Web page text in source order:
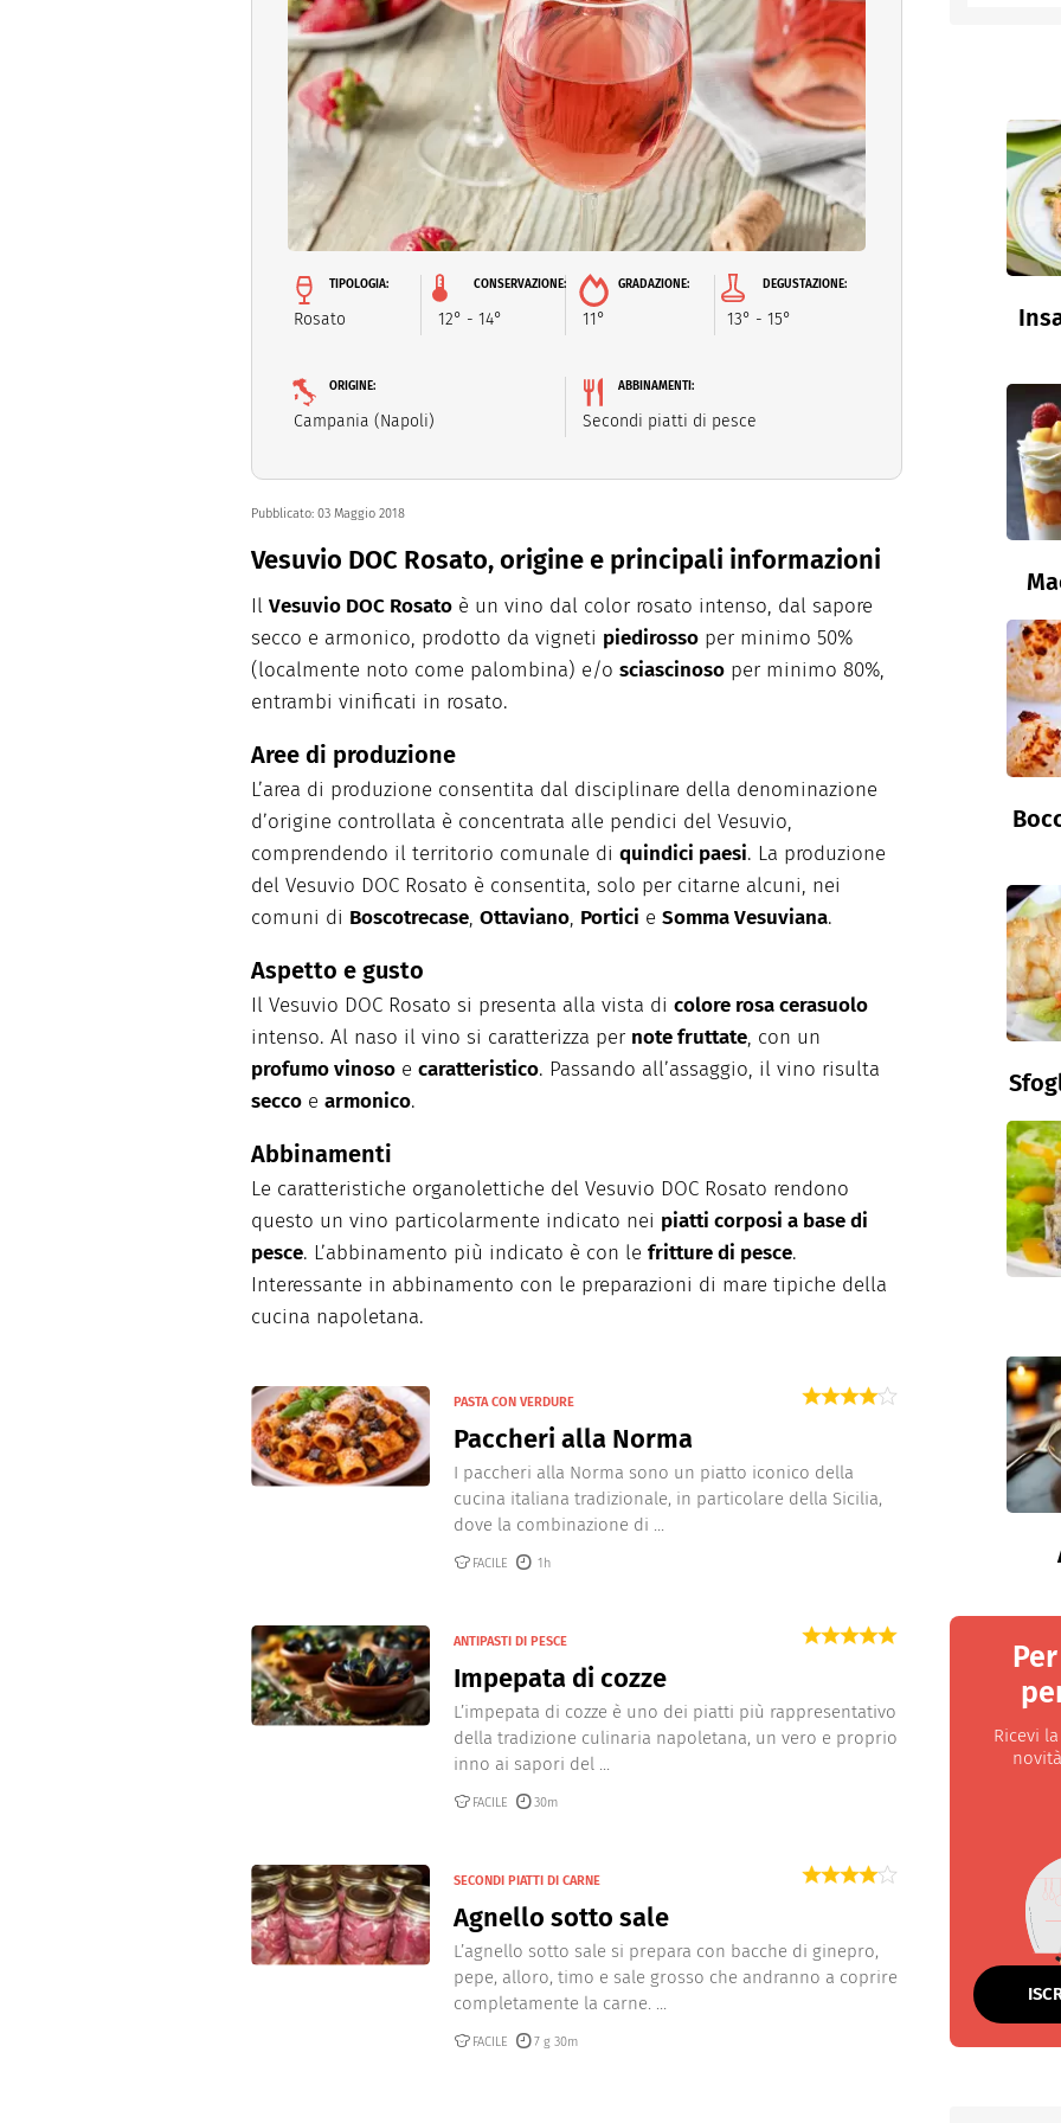
Dolci Pasqua
San Valentino
TIPOLOGIA:
Rosato
CONSERVAZIONE:
12° - 14°
GRADAZIONE:
11°
DEGUSTAZIONE:
13° - 15°
ORIGINE:
Campania (Napoli)
ABBINAMENTI:
Secondi piatti di pesce
Pubblicato: 03 Maggio 2018
Vesuvio DOC Rosato, origine e principali informazioni
Il Vesuvio DOC Rosato è un vino dal color rosato intenso, dal sapore
secco e armonico, prodotto da vigneti piedirosso per minimo 50%
(localmente noto come palombina) e/o sciascinoso per minimo 80%,
entrambi vinificati in rosato.
Aree di produzione
L’area di produzione consentita dal disciplinare della denominazione
d’origine controllata è concentrata alle pendici del Vesuvio,
comprendendo il territorio comunale di quindici paesi. La produzione
del Vesuvio DOC Rosato è consentita, solo per citarne alcuni, nei
comuni di Boscotrecase, Ottaviano, Portici e Somma Vesuviana.
Aspetto e gusto
Il Vesuvio DOC Rosato si presenta alla vista di colore rosa cerasuolo
intenso. Al naso il vino si caratterizza per note fruttate, con un
profumo vinoso e caratteristico. Passando all’assaggio, il vino risulta
secco e armonico.
Abbinamenti
Le caratteristiche organolettiche del Vesuvio DOC Rosato rendono
questo un vino particolarmente indicato nei piatti corposi a base di
pesce. L’abbinamento più indicato è con le fritture di pesce.
Interessante in abbinamento con le preparazioni di mare tipiche della
cucina napoletana.
PASTA CON VERDURE
Paccheri alla Norma
I paccheri alla Norma sono un piatto iconico della
cucina italiana tradizionale, in particolare della Sicilia,
dove la combinazione di ...
FACILE 1h
ANTIPASTI DI PESCE
Impepata di cozze
L’impepata di cozze è uno dei piatti più rappresentativo
della tradizione culinaria napoletana, un vero e proprio
inno ai sapori del ...
FACILE 30m
SECONDI PIATTI DI CARNE
Agnello sotto sale
L’agnello sotto sale si prepara con bacche di ginepro,
pepe, alloro, timo e sale grosso che andranno a coprire
completamente la carne. ...
FACILE 7 g 30m
Ricevi